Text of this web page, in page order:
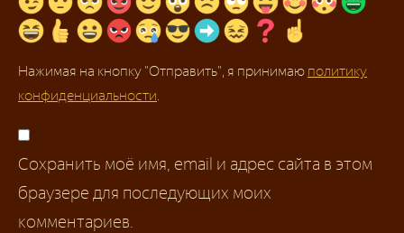
Нажимая на кнопку "Отправить", я принимаю политику
конфиденциальности.
Сохранить моё имя, email и адрес сайта в этом
браузере для последующих моих
комментариев.